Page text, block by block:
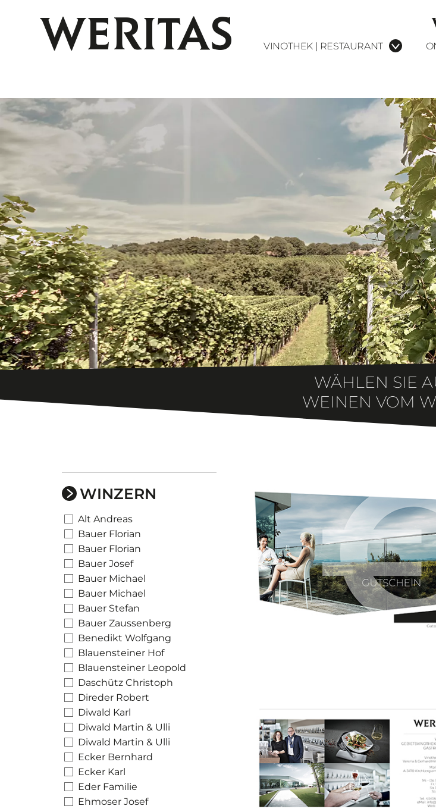
WERITAS VINOTHEK | RESTAURANT
WÄHLEN SIE
WEINEN VOM
WINZERN
Alt Andreas
Bauer Florian
Bauer Florian
Bauer Josef
Bauer Michael
Bauer Michael
Bauer Stefan
Bauer Zaussenberg
Benedikt Wolfgang
Blauensteiner Hof
Blauensteiner Leopold
Daschütz Christoph
Direder Robert
Diwald Karl
Diwald Martin & Ulli
Diwald Martin & Ulli
Ecker Bernhard
Ecker Karl
Eder Familie
Ehmoser Josef